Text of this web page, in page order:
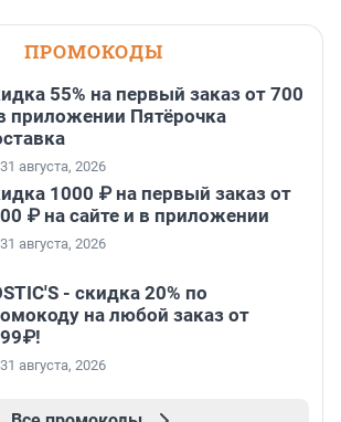
ПРОМОКОДЫ
55% на первый заказ от 700
приложении Пятёрочка
августа, 2026
1000 ₽ на первый заказ от
₽ на сайте и в приложении
августа, 2026
- скидка 20% по
на любой заказ от
августа, 2026